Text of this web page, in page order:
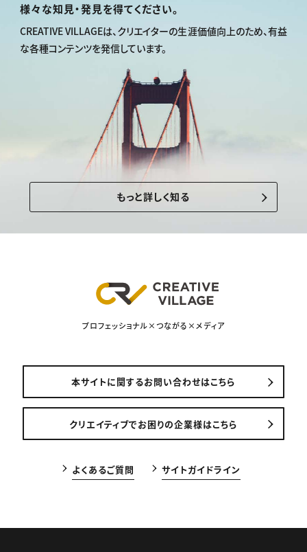
様々な知見・発見を得てください。
CREATIVE VILLAGEは、クリエイターの生涯価値向上のため、有益
な各種コンテンツを発信しています。
もっと詳しく知る
プロフェッショナル×つながる×メディア
本サイトに関するお問い合わせはこちら
クリエイティブでお困りの企業様はこちら
よくあるご質問 サイトガイドライン